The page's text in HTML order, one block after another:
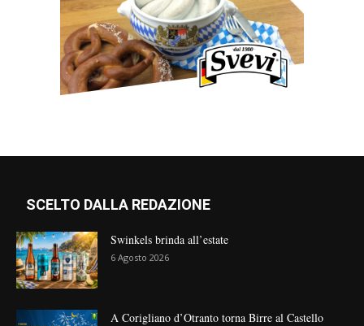
SCELTO DALLA REDAZIONE
Swinkels brinda all’estate
6 Agosto 2026
A Corigliano d’Otranto torna Birre al Castello